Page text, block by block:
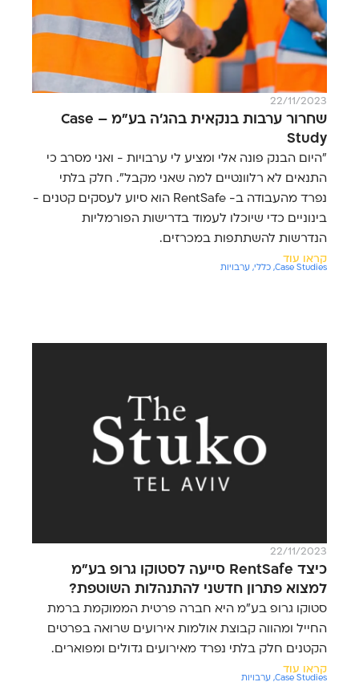
22/11/2023
שחרור ערבות בנקאית בהג'ה בע"מ – Case
Study
"היום הבנק פונה אלי ומציע לי ערבויות - ואני מסרב כי
התנאים לא רלוונטיים למה שאני מקבל". חלק בלתי
נפרד מהעבודה ב- RentSafe הוא סיוע לעסקים קטנים -
בינוניים כדי שיוכלו לעמוד בדרישות הפורמליות
הנדרשות להשתתפות במכרזים.
קראו עוד
Case Studies
, כללי, ערבויות
22/11/2023
כיצד RentSafe סייעה לסטוקו גרופ בע"מ
למצוא פתרון חדשני להתנהלות השוטפת?
סטוקו גרופ בע"מ היא חברה פרטית הממוקמת ברמת
החייל ומהווה קבוצת אולמות אירועים שרואה בפרטים
הקטנים חלק בלתי נפרד מאירועים גדולים ומפוארים.
קראו עוד
Case Studies
, ערבויות